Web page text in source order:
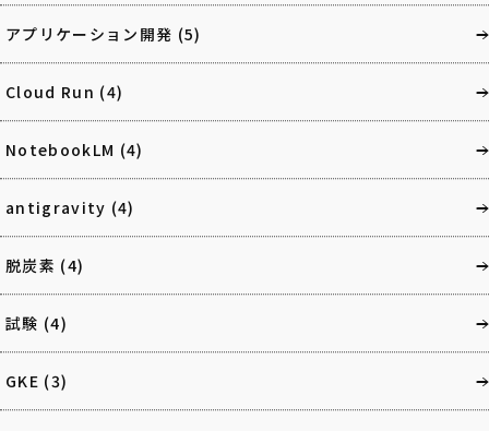
アプリケーション開発 (5)
Cloud Run (4)
NotebookLM (4)
antigravity (4)
脱炭素 (4)
試験 (4)
GKE (3)